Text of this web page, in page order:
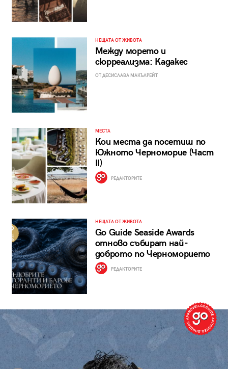
НЕЩАТА ОТ ЖИВОТА
Между морето и
сюрреализма: Кадакес
ОТ ДЕСИСЛАВА МАКЪЛРЕЙТ
МЕСТА
Кои места да посетиш по
Южното Черноморие (Част
II)
РЕДАКТОРИТЕ
НЕЩАТА ОТ ЖИВОТА
Go Guide Seaside Awards
отново събират най-
доброто по Черноморието
РЕДАКТОРИТЕ